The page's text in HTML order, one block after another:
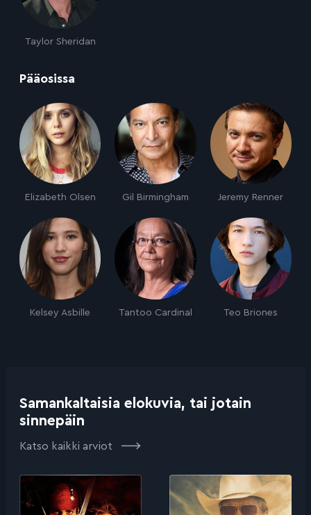
Taylor Sheridan
Pääosissa
Elizabeth Olsen Gil Birmingham Jeremy Renner
Kelsey Asbille Tantoo Cardinal Teo Briones
Samankaltaisia elokuvia, tai jotain
sinnepäin
Katso kaikki arviot